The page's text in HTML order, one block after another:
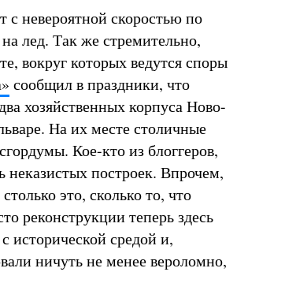
с невероятной скоростью по
лед. Так же стремительно,
вокруг которых ведутся споры
сообщил в праздники, что
хозяйственных корпуса Ново-
На их месте столичные
Кое-кто из блоггеров,
неказистых построек. Впрочем,
это, сколько то, что
реконструкции теперь здесь
исторической средой и,
ничуть не менее вероломно,